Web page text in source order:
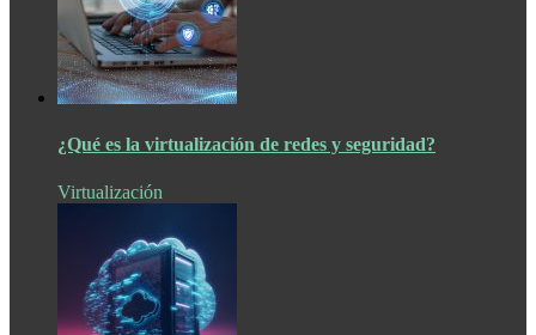
¿Qué es la virtualización de redes y seguridad?
Virtualización